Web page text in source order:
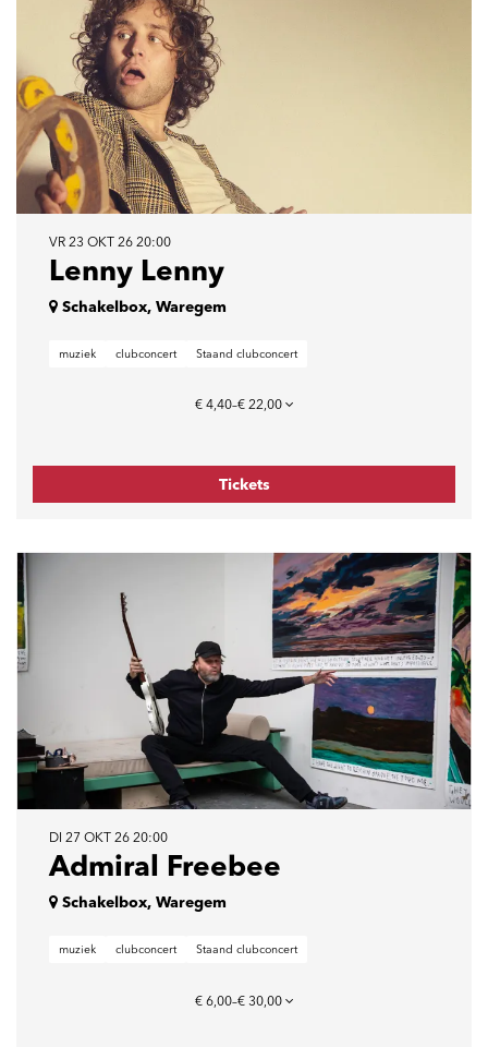
Lenny Lenny
VR 23 OKT 26 20:00
Schakelbox, Waregem
muziek clubconcert Staand clubconcert
€ 4,40–€ 22,00
Tickets
Admiral Freebee
DI 27 OKT 26 20:00
Schakelbox, Waregem
muziek clubconcert Staand clubconcert
€ 6,00–€ 30,00